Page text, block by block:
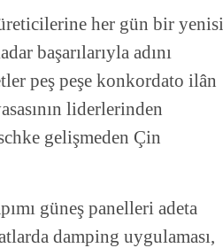
her gün bir yenisi
başarılarıyla adını
peş peşe konkordato ilân
liderlerinden
gelişmeden Çin
güneş panelleri adeta
damping uygulaması,